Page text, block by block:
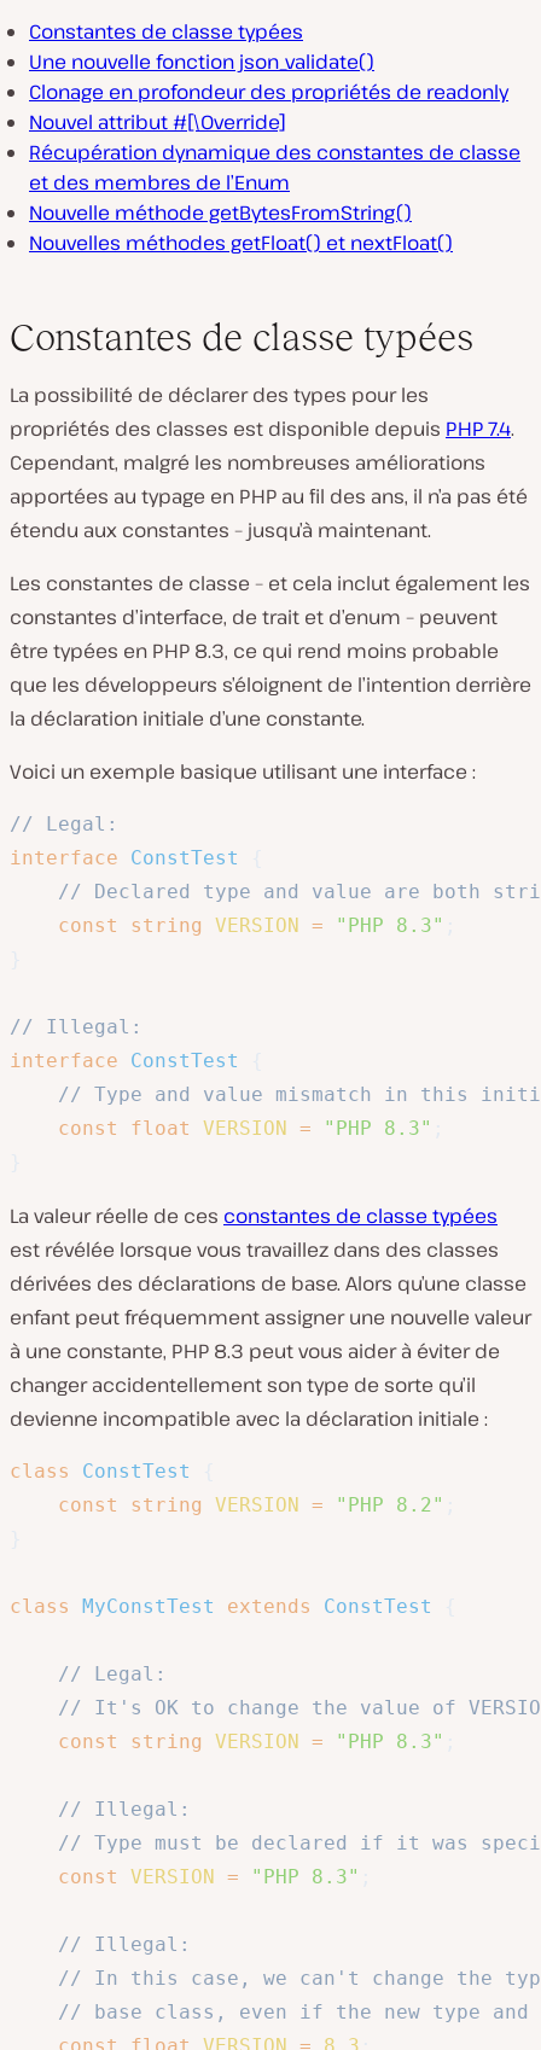
Constantes de classe typées
Une nouvelle fonction json_validate()
Clonage en profondeur des propriétés de readonly
Nouvel attribut #[\Override]
Récupération dynamique des constantes de classe
et des membres de l’Enum
Nouvelle méthode getBytesFromString()
Nouvelles méthodes getFloat() et nextFloat()
Constantes de classe typées
La possibilité de déclarer des types pour les
propriétés des classes est disponible depuis PHP 7.4.
Cependant, malgré les nombreuses améliorations
apportées au typage en PHP au fil des ans, il n’a pas été
étendu aux constantes – jusqu’à maintenant.
Les constantes de classe – et cela inclut également les
constantes d’interface, de trait et d’enum – peuvent
être typées en PHP 8.3, ce qui rend moins probable
que les développeurs s’éloignent de l’intention derrière
la déclaration initiale d’une constante.
Voici un exemple basique utilisant une interface :
// Legal:
interface
ConstTest
// Declared type and value are both
const
string VERSION = "PHP 8.3"
// Illegal:
interface
ConstTest
// Type and value mismatch in this
const
float VERSION = "PHP 8.3"
La valeur réelle de ces constantes de classe typées
est révélée lorsque vous travaillez dans des classes
dérivées des déclarations de base. Alors qu’une classe
enfant peut fréquemment assigner une nouvelle valeur
à une constante, PHP 8.3 peut vous aider à éviter de
changer accidentellement son type de sorte qu’il
devienne incompatible avec la déclaration initiale :
class ConstTest
const
string VERSION = "PHP 8.2"
class MyConstTest extends ConstTest
// Legal:
// It's OK to change the value of
const
string VERSION = "PHP 8.3"
// Illegal:
// Type must be declared if it was
const
VERSION = "PHP 8.3"
// Illegal:
// In this case, we can't change the
// base class, even if the new type